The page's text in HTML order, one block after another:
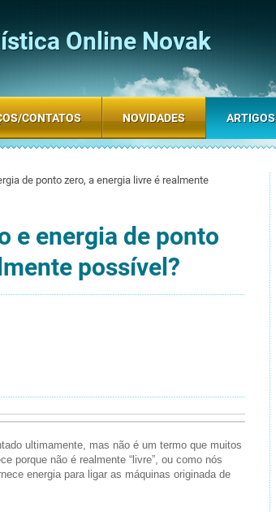
Online Novak
de ponto zero, a energia livre é realmente
e energia de ponto
possível?
ultimamente, mas não é um termo que muitos
porque não é realmente “livre”, ou como nós
energia para ligar as máquinas originada de
CONTATOS NOVIDADES ARTIGOS